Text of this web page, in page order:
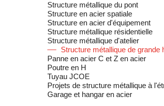
Structure métallique du pont
Structure en acier spatiale
Structure en acier d'équipement
Structure métallique résidentielle
Structure métallique d'atelier
Structure métallique de grande
Panne en acier C et Z en acier
Poutre en H
Tuyau JCOE
Projets de structure métallique à
Garage et hangar en acier